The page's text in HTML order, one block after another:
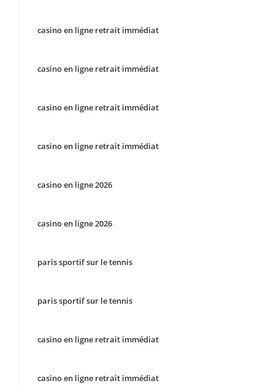
casino en ligne retrait immédiat
casino en ligne retrait immédiat
casino en ligne retrait immédiat
casino en ligne retrait immédiat
casino en ligne 2026
casino en ligne 2026
paris sportif sur le tennis
paris sportif sur le tennis
casino en ligne retrait immédiat
casino en ligne retrait immédiat